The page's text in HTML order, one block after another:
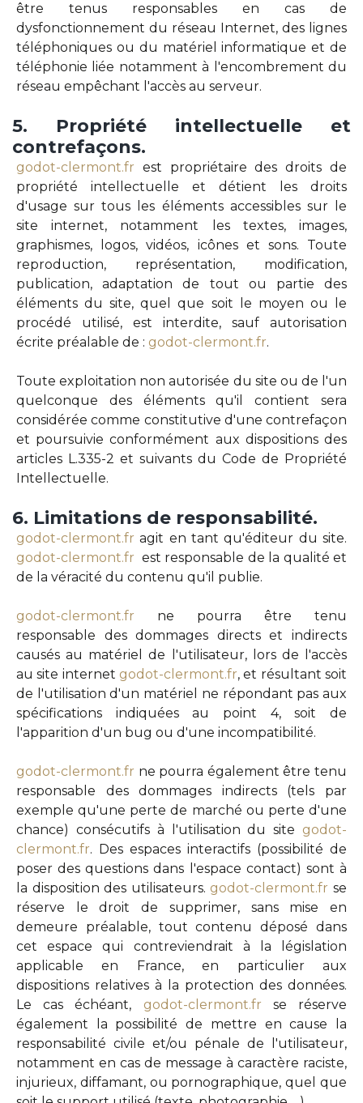
être tenus responsables en cas de
dysfonctionnement du réseau Internet, des lignes
téléphoniques ou du matériel informatique et de
téléphonie liée notamment à l'encombrement du
réseau empêchant l'accès au serveur.
5. Propriété intellectuelle
et
contrefaçons.
godot-clermont.fr est propriétaire des droits de
propriété intellectuelle et détient les droits
d'usage sur tous les éléments accessibles sur le
site internet, notamment les textes, images,
graphismes, logos, vidéos, icônes et sons. Toute
reproduction, représentation, modification,
publication, adaptation de tout ou partie des
éléments du site, quel que soit le moyen ou le
procédé utilisé, est interdite, sauf autorisation
écrite préalable de : godot-clermont.fr.
Toute exploitation non autorisée du site ou de l'un
quelconque des éléments qu'il contient sera
considérée comme constitutive d'une contrefaçon
et poursuivie conformément aux dispositions des
articles L.335-2 et suivants du Code de Propriété
Intellectuelle.
6. Limitations de responsabilité.
godot-clermont.fr agit en tant qu'éditeur du site.
godot-clermont.fr est responsable de la qualité et
de la véracité du contenu qu'il publie.
godot-clermont.fr ne pourra être tenu
responsable des dommages directs et indirects
causés au matériel de l'utilisateur, lors de l'accès
au site internet godot-clermont.fr, et résultant soit
de l'utilisation d'un matériel ne répondant pas aux
spécifications indiquées au point 4, soit de
l'apparition d'un bug ou d'une incompatibilité.
godot-clermont.fr ne pourra également être tenu
responsable des dommages indirects (tels par
exemple qu'une perte de marché ou perte d'une
chance) consécutifs à l'utilisation du site godot-
clermont.fr. Des espaces interactifs (possibilité de
poser des questions dans l'espace contact) sont à
la disposition des utilisateurs. godot-clermont.fr se
réserve le droit de supprimer, sans mise en
demeure préalable, tout contenu déposé dans
cet espace qui contreviendrait à la législation
applicable en France, en particulier aux
dispositions relatives à la protection des données.
Le cas échéant, godot-clermont.fr se réserve
également la possibilité de mettre en cause la
responsabilité civile et/ou pénale de l'utilisateur,
notamment en cas de message à caractère raciste,
injurieux, diffamant, ou pornographique, quel que